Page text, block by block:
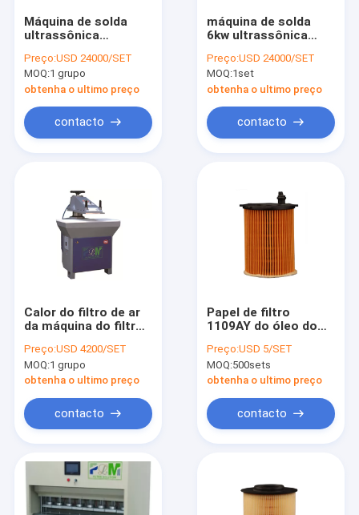
Products
Máquina de solda
ultrassônica
elemento de filtro da
máquina do filtro de
ECO
Preço:USD 24000/SET
MOQ:1 grupo
obtenha o ultimo preço
contacto
máquina de solda
6kw ultrassônica
fatura do filtro de ar
Preço:USD 24000/SET
MOQ:1set
obtenha o ultimo preço
contacto
Calor do filtro de ar
da máquina do filtro
selando cortando o
equipamento
Preço:USD 4200/SET
MOQ:1 grupo
obtenha o ultimo preço
contacto
Papel de filtro
1109AY do óleo do
ECO do ISO 9001
Preço:USD 5/SET
MOQ:500sets
obtenha o ultimo preço
contacto